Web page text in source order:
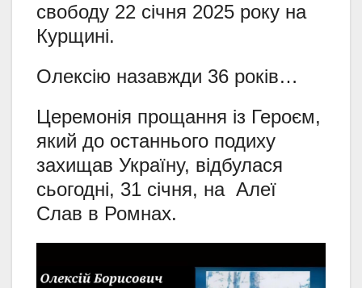
свободу 22 січня 2025 року на
Курщині.
Олексію назавжди 36 років…
Церемонія прощання із Героєм,
який до останнього подиху
захищав Україну, відбулася
сьогодні, 31 січня, на Алеї
Слав в Ромнах.